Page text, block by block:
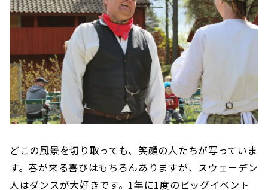
どこの風景を切り取っても、笑顔の人たちが写っていま
す。春が来る喜びはもちろんありますが、スウェーデン
人はダンスが大好きです。1年に1度のビッグイベント